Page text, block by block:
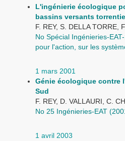
L'ingénierie écologique
bassins versants
F. REY, S. DELLA TORRE,
No Spécial Ingénieries-
pour l'action, sur les
1 mars 2001
Génie écologique contre
Sud
F. REY, D. VALLAURI, C.
No 25 Ingénieries-EAT
1 avril 2003